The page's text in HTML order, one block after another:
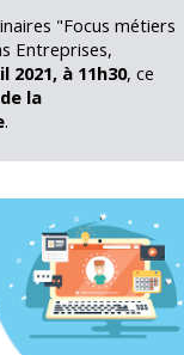
"Focus métiers
Entreprises,
2021, à 11h30, ce
la
.